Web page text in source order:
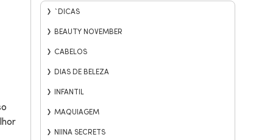
`DICAS
BEAUTY NOVEMBER
CABELOS
DIAS DE BELEZA
INFANTIL
MAQUIAGEM
NIINA SECRETS